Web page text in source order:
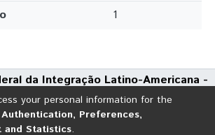
1
da Integração Latino-Americana -
UNILA
dos Santos, 1000 - Polo Universitário
650 | Foz do Iguaçu - Paraná
your personal information for the
Authentication, Preferences,
and Statistics.